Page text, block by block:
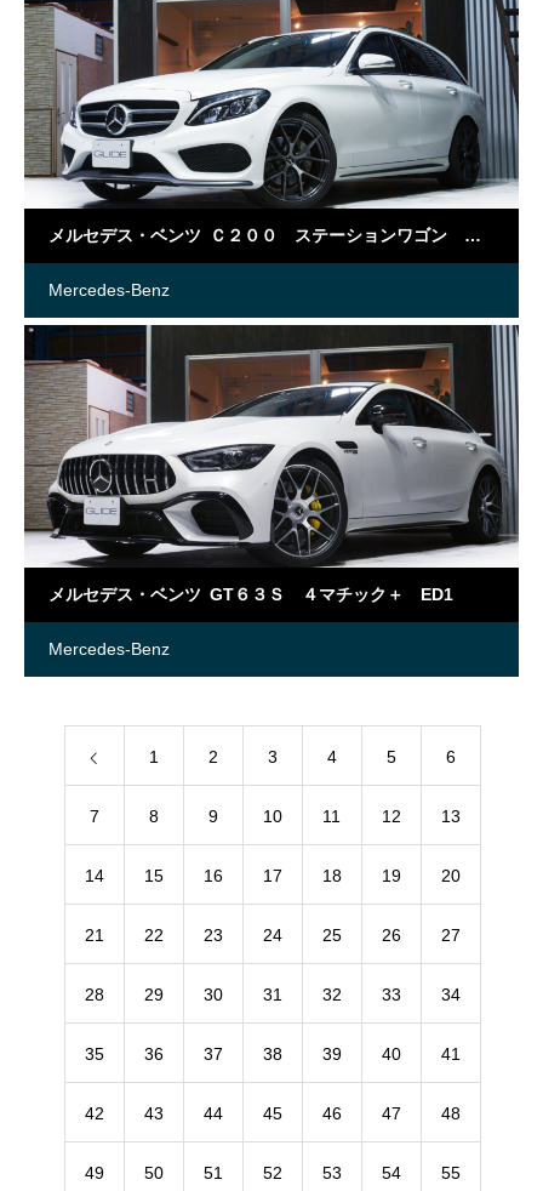
メルセデス・ベンツ Ｃ２００ ステーションワゴン スポーツ
Mercedes-Benz
メルセデス・ベンツ GT６３Ｓ ４マチック＋ ED1
Mercedes-Benz
1 2 3 4 5 6
7 8 9 10 11 12 13
14 15 16 17 18 19 20
21 22 23 24 25 26 27
28 29 30 31 32 33 34
35 36 37 38 39 40 41
42 43 44 45 46 47 48
49 50 51 52 53 54 55